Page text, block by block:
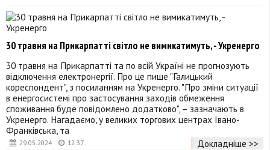
29.05.2024 12:37
30 травня на Прикарпатті світло не вимикатимуть, - Укренерго
30 травня на Прикарпатті та по всій Україні не прогнозують
відключення електронергії. Про це пише "Галицький
кореспондент", з посиланням на Укренерго. "Про зміни ситуації
в енергосистемі про застосування заходів обмеження
споживання буде повідомлено додатково", – зазначають в
Укренерго. Нагадаємо, у великих торгових центрах Івано-
Франківська, та
Докладніше >>